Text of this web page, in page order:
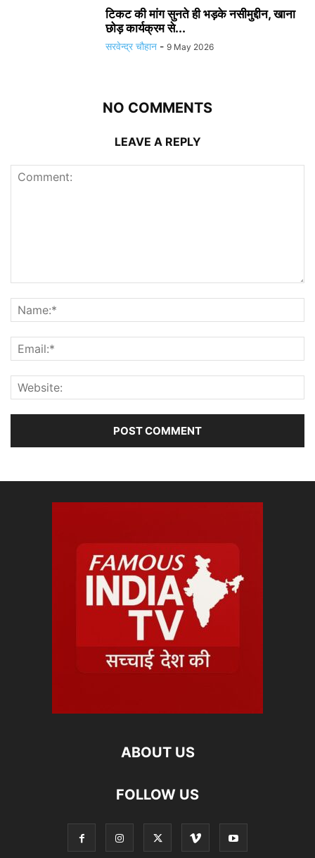
टिकट की मांग सुनते ही भड़के नसीमुद्दीन, खाना
छोड़ कार्यक्रम से...
सरवेन्द्र चौहान - 9 May 2026
NO COMMENTS
LEAVE A REPLY
ABOUT US
FOLLOW US